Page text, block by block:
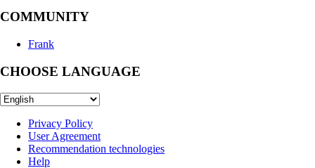
COMMUNITY
Frank
CHOOSE LANGUAGE
Privacy Policy
User Agreement
Recommendation technologies
Help